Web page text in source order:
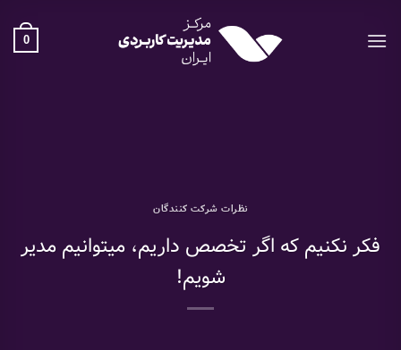
content
0
نظرات شرکت کنندگان
فکر نکنیم که اگر تخصص داریم، میتوانیم مدیر
شویم!